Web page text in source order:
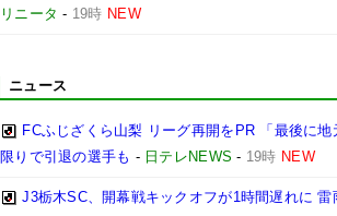
リニータ - 19時 NEW
ニュース
FCふじざくら山梨 リーグ再開をPR 「最後に
限りで引退の選手も - 日テレNEWS - 19時 NEW
J3栃木SC、開幕戦キックオフが1時間遅れに 雷